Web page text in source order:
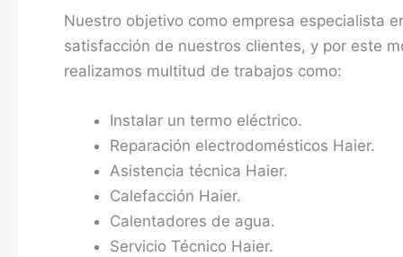
Nuestro objetivo como empresa especialista
satisfacción de nuestros clientes, y por este
realizamos multitud de trabajos como:
Instalar un termo eléctrico.
Reparación electrodomésticos Haier.
Asistencia técnica Haier.
Calefacción Haier.
Calentadores de agua.
Servicio Técnico Haier.